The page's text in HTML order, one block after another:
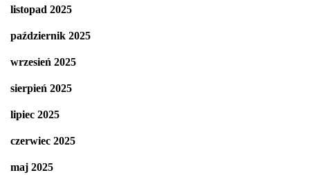
listopad 2025
październik 2025
wrzesień 2025
sierpień 2025
lipiec 2025
czerwiec 2025
maj 2025